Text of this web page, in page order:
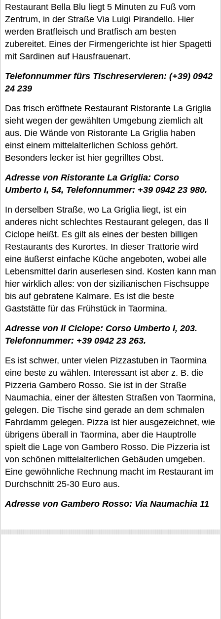
Restaurant Bella Blu liegt 5 Minuten zu Fuß vom
Zentrum, in der Straße Via Luigi Pirandello. Hier
werden Bratfleisch und Bratfisch am besten
zubereitet. Eines der Firmengerichte ist hier Spagetti
mit Sardinen auf Hausfrauenart.
Telefonnummer fürs Tischreservieren: (+39) 0942
24 239
Das frisch eröffnete Restaurant Ristorante La Griglia
sieht wegen der gewählten Umgebung ziemlich alt
aus. Die Wände von Ristorante La Griglia haben
einst einem mittelalterlichen Schloss gehört.
Besonders lecker ist hier gegrilltes Obst.
Adresse von Ristorante La Griglia: Corso
Umberto I, 54, Telefonnummer: +39 0942 23 980.
In derselben Straße, wo La Griglia liegt, ist ein
anderes nicht schlechtes Restaurant gelegen, das Il
Ciclope heißt. Es gilt als eines der besten billigen
Restaurants des Kurortes. In dieser Trattorie wird
eine äußerst einfache Küche angeboten, wobei alle
Lebensmittel darin auserlesen sind. Kosten kann man
hier wirklich alles: von der sizilianischen Fischsuppe
bis auf gebratene Kalmare. Es ist die beste
Gaststätte für das Frühstück in Taormina.
Adresse von Il Ciclope: Corso Umberto I, 203.
Telefonnummer: +39 0942 23 263.
Es ist schwer, unter vielen Pizzastuben in Taormina
eine beste zu wählen. Interessant ist aber z. B. die
Pizzeria Gambero Rosso. Sie ist in der Straße
Naumachia, einer der ältesten Straßen von Taormina,
gelegen. Die Tische sind gerade an dem schmalen
Fahrdamm gelegen. Pizza ist hier ausgezeichnet, wie
übrigens überall in Taormina, aber die Hauptrolle
spielt die Lage von Gambero Rosso. Die Pizzeria ist
von schönen mittelalterlichen Gebäuden umgeben.
Eine gewöhnliche Rechnung macht im Restaurant im
Durchschnitt 25-30 Euro aus.
Adresse von Gambero Rosso: Via Naumachia 11